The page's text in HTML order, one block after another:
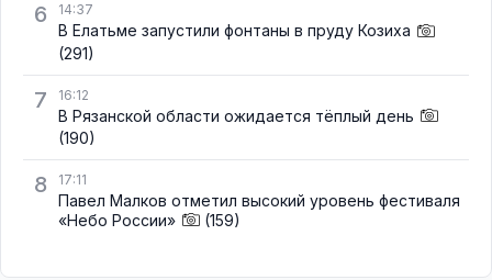
6 14:37
В Елатьме запустили фонтаны в пруду Козиха
(291)
7 16:12
В Рязанской области ожидается тёплый день
(190)
8 17:11
Павел Малков отметил высокий уровень фестиваля
«Небо России»
(159)